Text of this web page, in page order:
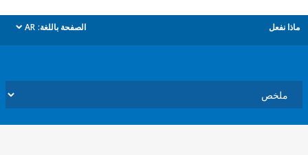
الصفحة باللغة: AR
dropdown